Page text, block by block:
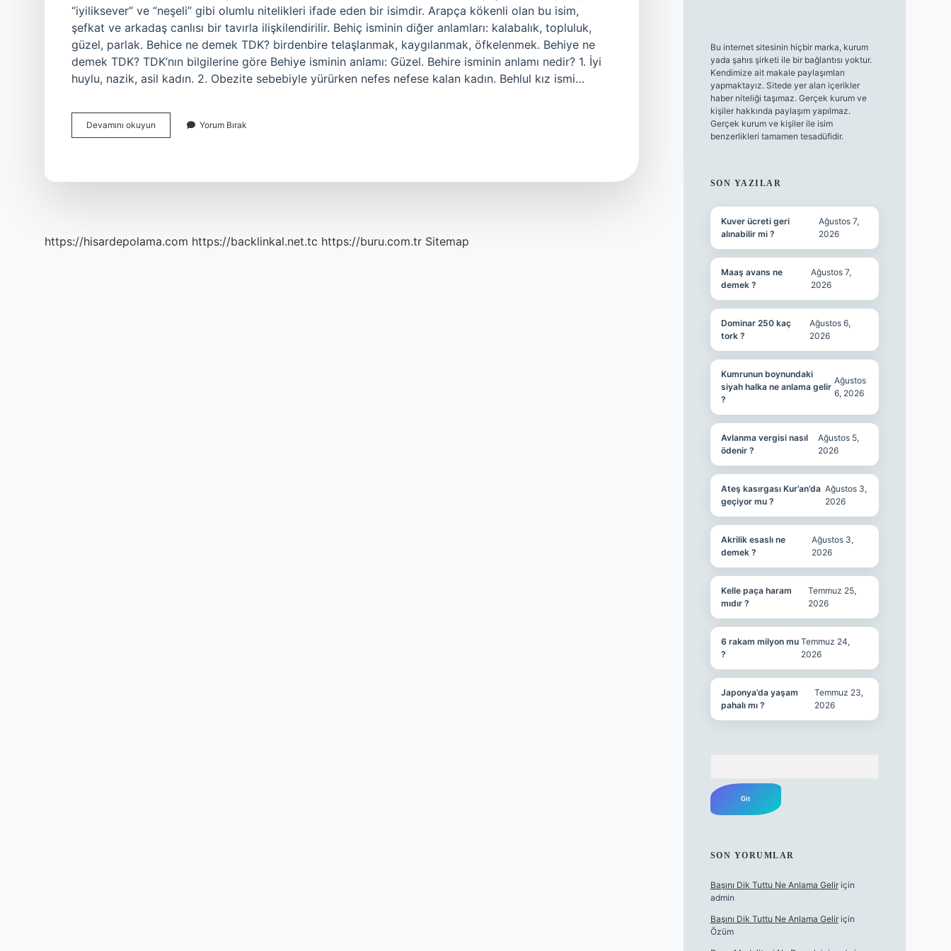
“iyiliksever” ve “neşeli” gibi olumlu nitelikleri ifade eden bir isimdir. Arapça kökenli olan bu isim,
şefkat ve arkadaş canlısı bir tavırla ilişkilendirilir. Behiç isminin diğer anlamları: kalabalık, topluluk,
güzel, parlak. Behice ne demek TDK? birdenbire telaşlanmak, kaygılanmak, öfkelenmek. Behiye ne
demek TDK? TDK’nın bilgilerine göre Behiye isminin anlamı: Güzel. Behire isminin anlamı nedir? 1. İyi
huylu, nazik, asil kadın. 2. Obezite sebebiyle yürürken nefes nefese kalan kadın. Behlul kız ismi…
Devamını okuyun
Ne
Yorum Bırak
https://hisardepolama.com https://backlinkal.net.tc https://buru.com.tr Sitemap
Bu internet sitesinin hiçbir marka, kurum
yada şahıs şirketi ile bir bağlantısı yoktur.
Kendimize ait makale paylaşımları
yapmaktayız. Sitede yer alan içerikler
haber niteliği taşımaz. Gerçek kurum ve
kişiler hakkında paylaşım yapılmaz.
Gerçek kurum ve kişiler ile isim
benzerlikleri tamamen tesadüfidir.
SON YAZILAR
Kuver ücreti geri
alınabilir mi ?
Ağustos 7,
2026
Maaş avans ne
demek ?
Ağustos 7,
2026
Dominar 250 kaç
tork ?
Ağustos 6,
2026
Kumrunun boynundaki
siyah halka ne anlama gelir
?
Ağustos
6, 2026
Avlanma vergisi nasıl
ödenir ?
Ağustos 5,
2026
Ateş kasırgası Kur’an’da
geçiyor mu ?
Ağustos 3,
2026
Akrilik esaslı ne
demek ?
Ağustos 3,
2026
Kelle paça haram
mıdır ?
Temmuz 25,
2026
6 rakam milyon mu
?
Temmuz 24,
2026
Japonya’da yaşam
pahalı mı ?
Temmuz 23,
2026
SON YORUMLAR
Başını Dik Tuttu Ne Anlama Geliriçin
admin
Başını Dik Tuttu Ne Anlama Geliriçin
Özüm